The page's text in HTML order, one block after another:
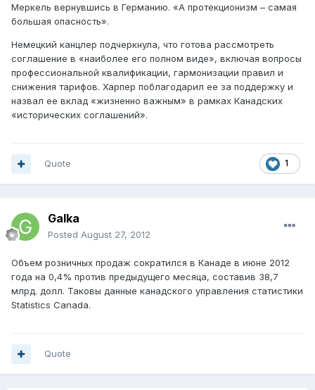
Меркель вернувшись в Германию. «А протекционизм – самая
большая опасность».
Немецкий канцлер подчеркнула, что готова рассмотреть
соглашение в «наиболее его полном виде», включая вопросы
профессиональной квалификации, гармонизации правил и
снижения тарифов. Харпер поблагодарил ее за поддержку и
назвал ее вклад «жизненно важным» в рамках Канадских
«исторических соглашений».
1
Quote
Galka
Posted August 27, 2012
Объем розничных продаж сократился в Канаде в июне 2012
года на 0,4% против предыдущего месяца, составив 38,7
млрд. долл. Таковы данные канадского управления статистики
Statistics Canada.
Quote